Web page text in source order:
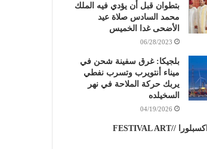
بتطوان قبل أن يؤدي فيه الملك
محمد السادس صلاة عيد
الأضحى غدا الخميس
06/28/2023
بلجيكا: غرق سفينة شحن في
ميناء أنتويرب وتسرب نفطي
يربك حركة الملاحة في نهر
السخيلده
04/19/2026
مهرجان أرت اكسبلورا //FESTIVAL ART